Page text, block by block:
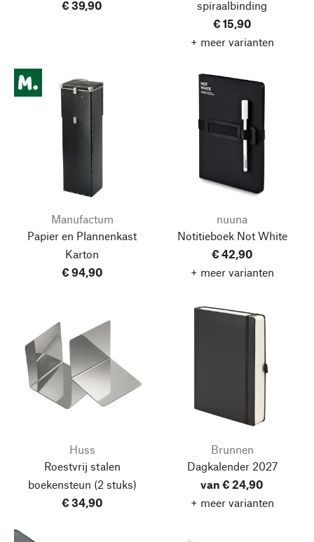
€ 39,90
spiraalbinding
€ 15,90
+ meer varianten
Manufactum
Papier en Plannenkast
Karton
€ 94,90
nuuna
Notitieboek Not White
€ 42,90
+ meer varianten
Huss
Roestvrij stalen
boekensteun (2 stuks)
€ 34,90
Brunnen
Dagkalender 2027
van € 24,90
+ meer varianten